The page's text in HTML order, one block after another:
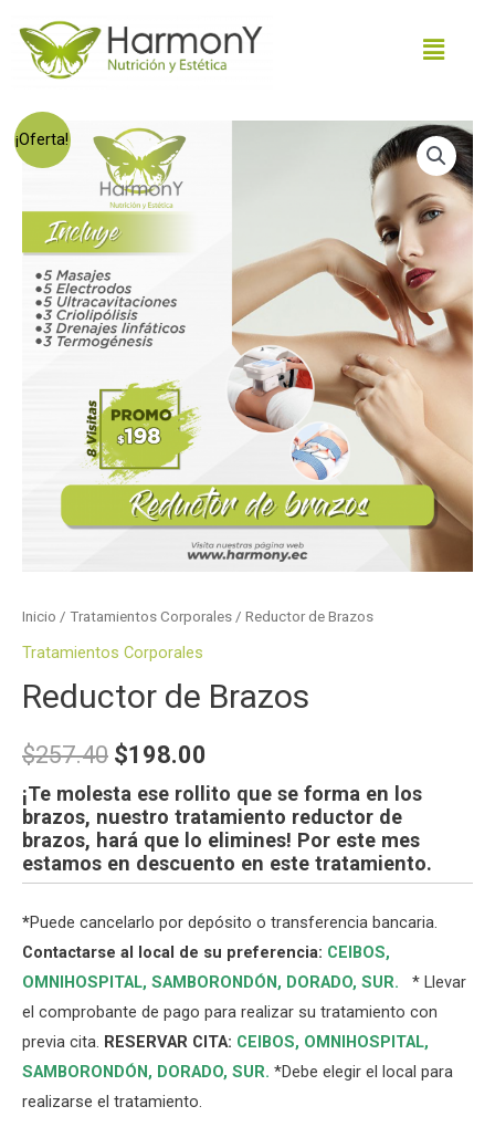
¡Oferta!
Inicio / Tratamientos Corporales / Reductor de Brazos
Tratamientos Corporales
Reductor de Brazos
$257.40 $198.00
¡Te molesta ese rollito que se forma en los
brazos, nuestro tratamiento reductor de
brazos, hará que lo elimines! Por este mes
estamos en descuento en este tratamiento.
*Puede cancelarlo por depósito o transferencia bancaria.
Contactarse al local de su preferencia: CEIBOS,
OMNIHOSPITAL, SAMBORONDÓN, DORADO, SUR.
* Llevar
el comprobante de pago para realizar su tratamiento con
previa cita. RESERVAR CITA: CEIBOS, OMNIHOSPITAL,
SAMBORONDÓN, DORADO, SUR. *Debe elegir el local para
realizarse el tratamiento.